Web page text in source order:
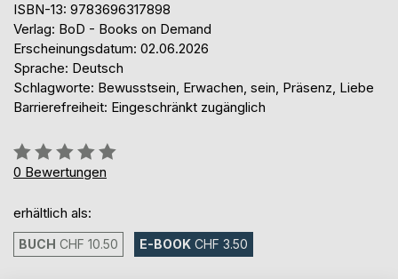
ISBN-13: 9783696317898
Verlag: BoD - Books on Demand
Erscheinungsdatum: 02.06.2026
Sprache: Deutsch
Schlagworte: Bewusstsein, Erwachen, sein, Präsenz, Liebe
Barrierefreiheit: Eingeschränkt zugänglich
Bewertung::
0%
0 Bewertungen
erhältlich als:
BUCH CHF 10.50 E-BOOK CHF 3.50